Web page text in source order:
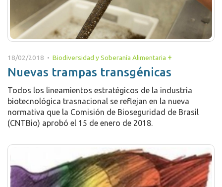
18/02/2018 • Biodiversidad y Soberanía Alimentaria +
Nuevas trampas transgénicas
Todos los lineamientos estratégicos de la industria
biotecnológica trasnacional se reflejan en la nueva
normativa que la Comisión de Bioseguridad de Brasil
(CNTBio) aprobó el 15 de enero de 2018.